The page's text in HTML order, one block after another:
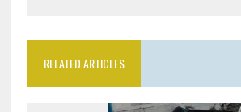
RELATED ARTICLES